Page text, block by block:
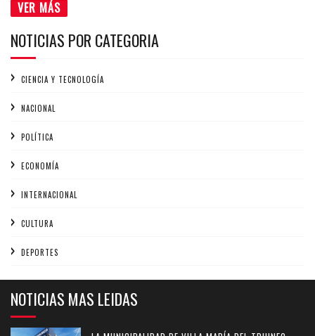
VER MÁS
NOTICIAS POR CATEGORIA
CIENCIA Y TECNOLOGÍA
NACIONAL
POLÍTICA
ECONOMÍA
INTERNACIONAL
CULTURA
DEPORTES
NOTICIAS MAS LEIDAS